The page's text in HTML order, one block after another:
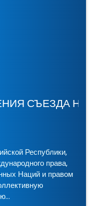
Республики,
права,
Наций и правом